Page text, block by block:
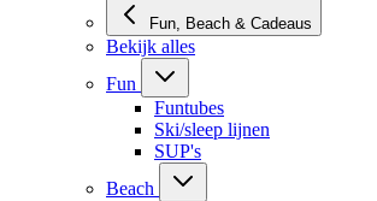
Fun, Beach & Cadeaus
Bekijk alles
Fun
Funtubes
Ski/sleep lijnen
SUP's
Beach